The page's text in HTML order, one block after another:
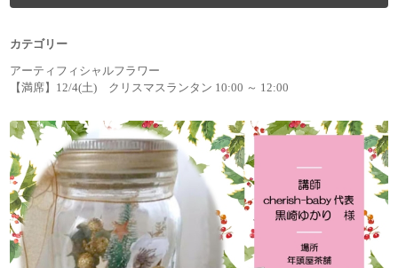
カテゴリー
アーティフィシャルフラワー
【満席】12/4(土) クリスマスランタン 10:00 ～ 12:00